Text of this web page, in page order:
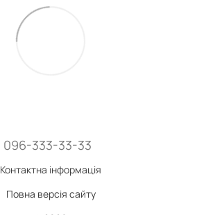
096-333-33-33
Контактна інформація
Повна версія сайту